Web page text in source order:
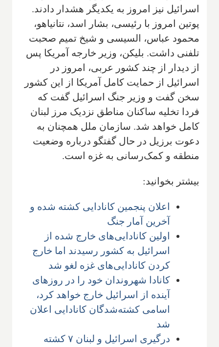
اسرائیل نیز امروز به یکدیگر هشدار دادند.
پوتین امروز با رئیسی، بشار اسد، نتانیاهو،
محمود عباس، السیسی و شیخ تمیم صحبت
تلفنی داشت. بلیکن، وزیر خارجه آمریکا پس
از دیدار از چند کشور عربی، امروز در
اسرائیل از حمایت کامل آمریکا از این کشور
سخن گفت و وزیر جنگ اسرائیل گفت که
فردا تخلیه ساکنان مناطق نزدیک مرز لبنان
کامل خواهد شد. سازمان ملل همچنان به
دعوت برزیل در حال گفتگو درباره وضعیت
منطقه و کمک‌رسانی به غزه است.
بیشتر بخوانید:
اعلان پنجمین کانادایی کشته شده و
آخرین آمار جنگ
اولین کانادایی‌های خارج شده از
اسرائیل به کشور رسیدند اما خارج
کردن کانادایی‌های غزه لغو شد
کانادا شهروندان خود را در روزهای
آینده از اسرائیل خارج خواهد کرد،
اسامی کشته‌شدگان کانادایی اعلان
شد
درگیری اسرائیل و لبنان ۷ کشته